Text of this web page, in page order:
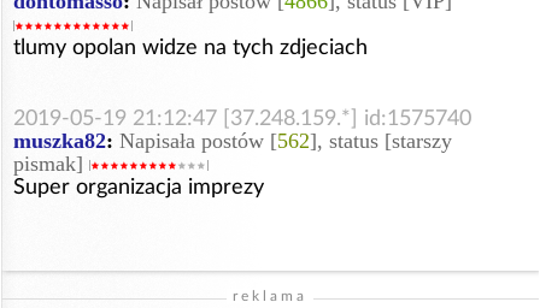
tlumy opolan widze na tych zdjeciach
2019-05-19 21:12:47 [37.248.159.*] id:1575740
muszka82: Napisała postów [562], status [starszy
pismak]
Super organizacja imprezy
reklama